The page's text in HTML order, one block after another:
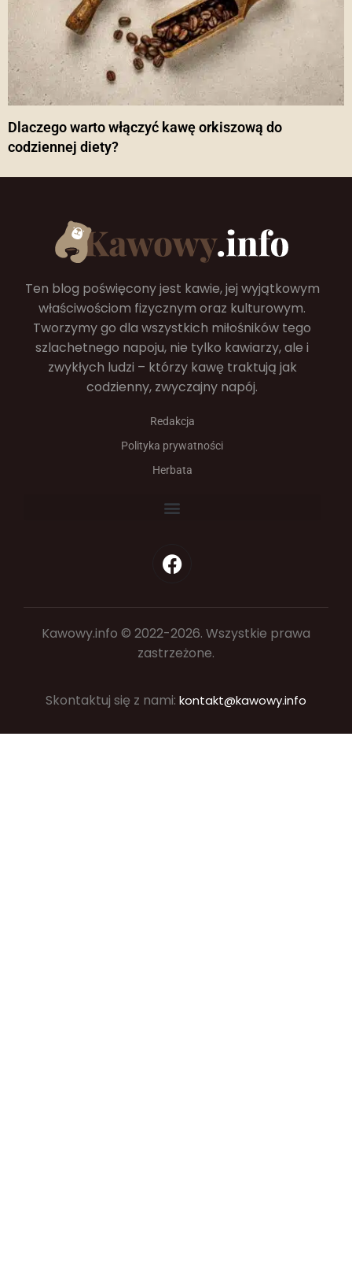
Dlaczego warto włączyć kawę orkiszową do
codziennej diety?
Ten blog poświęcony jest kawie, jej wyjątkowym
właściwościom fizycznym oraz kulturowym.
Tworzymy go dla wszystkich miłośników tego
szlachetnego napoju, nie tylko kawiarzy, ale i
zwykłych ludzi – którzy kawę traktują jak
codzienny, zwyczajny napój.
Redakcja
Polityka prywatności
Herbata
Kawowy.info © 2022-2026. Wszystkie prawa
zastrzeżone.
Skontaktuj się z nami: kontakt@kawowy.info